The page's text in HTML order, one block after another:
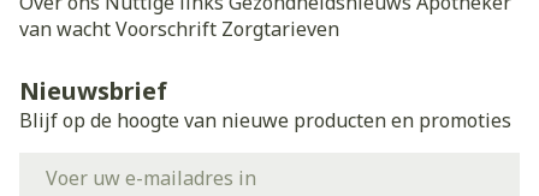
van wachtVoorschrift Zorgtarieven
Nieuwsbrief
Blijf op de hoogte van nieuwe producten en promoties